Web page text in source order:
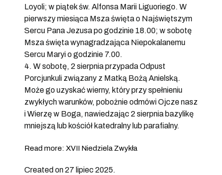
Loyoli; w piątek św. Alfonsa Marii Liguoriego. W
pierwszy miesiąca Msza święta o Najświętszym
Sercu Pana Jezusa po godzinie 18.00; w sobotę
Msza święta wynagradzająca Niepokalanemu
Sercu Maryi o godzinie 7.00.
4. W sobotę, 2 sierpnia przypada Odpust
Porcjunkuli związany z Matką Bożą Anielską.
Może go uzyskać wierny, który przy spełnieniu
zwykłych warunków, pobożnie odmówi Ojcze nasz
i Wierzę w Boga, nawiedzając 2 sierpnia bazylikę
mniejszą lub kościół katedralny lub parafialny.
Read more: XVII Niedziela Zwykła
Created on 27 lipiec 2025.